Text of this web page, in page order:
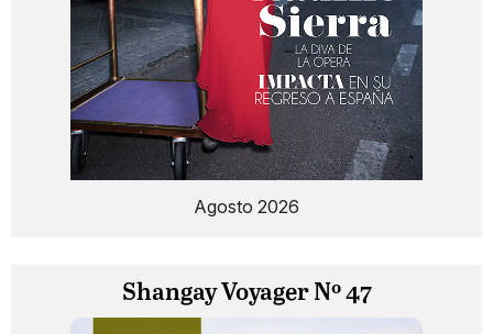
Agosto 2026
Shangay Voyager Nº 47